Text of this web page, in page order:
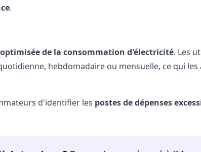
.
de la consommation d'électricité. Les
hebdomadaire ou mensuelle, ce qui
d'identifier les postes de dépenses